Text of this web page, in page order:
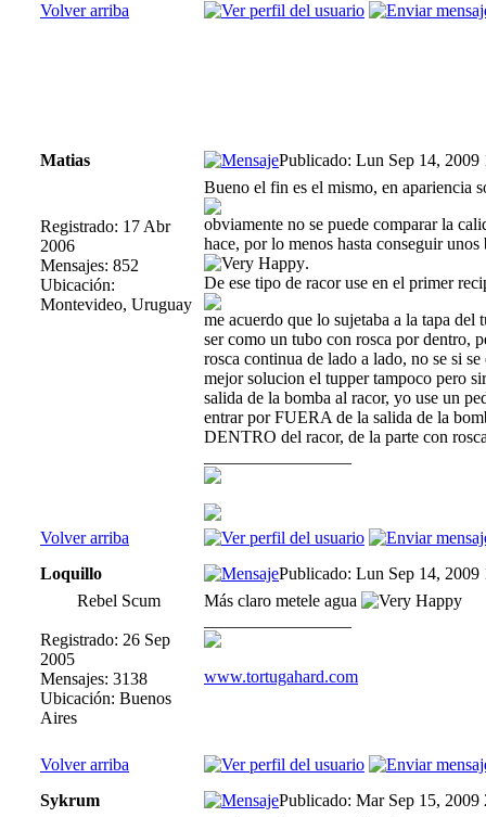
Volver arriba
Matias Publicado: Lun Sep 14, 2009
Registrado: 17 Abr
2006
Mensajes: 852
Ubicación:
Montevideo, Uruguay
Bueno el fin es el mismo, en apariencia
obviamente no se puede comparar la
hace, por lo menos hasta conseguir
.
De ese tipo de racor use en el primer
me acuerdo que lo sujetaba a la tapa
ser como un tubo con rosca por dentro,
rosca continua de lado a lado, no se si
mejor solucion el tupper tampoco pero
salida de la bomba al racor, yo use un
entrar por FUERA de la salida de la
DENTRO del racor, de la parte con
Volver arriba
Loquillo
Publicado: Lun Sep 14, 2009
Rebel Scum
Registrado: 26 Sep
2005
Mensajes: 3138
Ubicación: Buenos
Aires
Más claro metele agua
www.tortugahard.com
Volver arriba
Sykrum
Publicado: Mar Sep 15, 2009